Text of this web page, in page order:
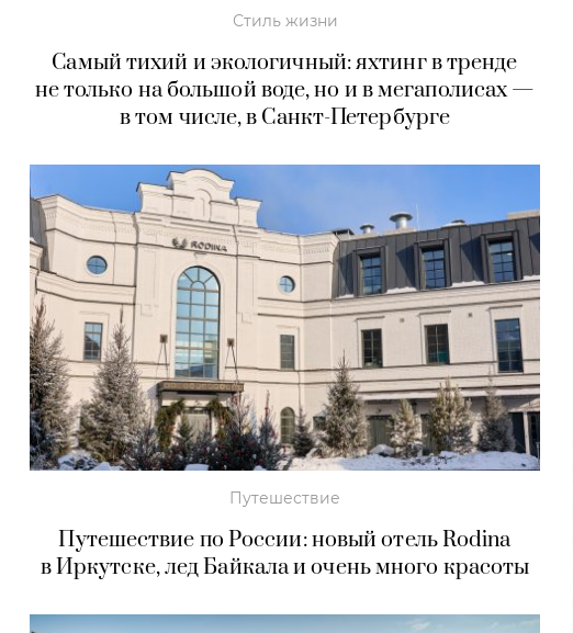
Стиль жизни
Самый тихий и экологичный: яхтинг в тренде
не только на большой воде, но и в мегаполисах —
в том числе, в Санкт-Петербурге
Путешествие
Путешествие по России: новый отель Rodina
в Иркутске, лед Байкала и очень много красоты